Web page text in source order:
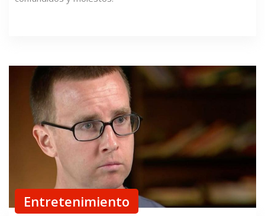
Entretenimiento